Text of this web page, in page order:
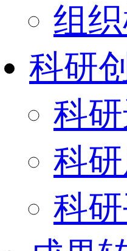
组
科研
科
科
科